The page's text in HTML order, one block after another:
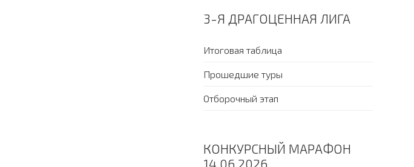
3-Я ДРАГОЦЕННАЯ ЛИГА
Итоговая таблица
Прошедшие туры
Отборочный этап
КОНКУРСНЫЙ МАРАФОН
14.06.2026